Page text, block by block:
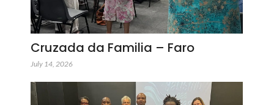
Cruzada da Familia – Faro
July 14, 2026